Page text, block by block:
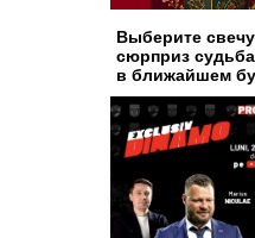
Выберите
сюрприз
в ближайшем